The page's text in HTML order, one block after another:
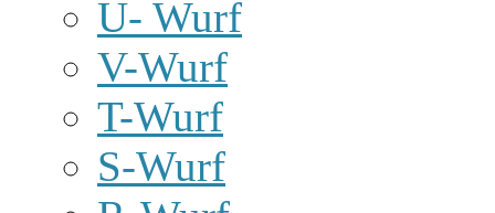
U- Wurf
V-Wurf
T-Wurf
S-Wurf